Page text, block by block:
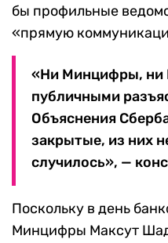
бы профильные
«прямую
«Ни Минцифры, ни
публичными
Объяснения
закрытые, из них
случилось», —
Поскольку в день
Минцифры Максут